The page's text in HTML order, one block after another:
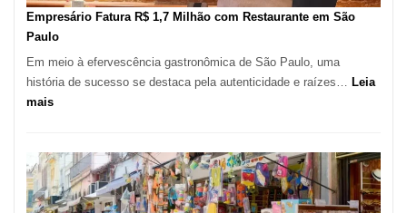
em
Segundo
Fundação
Seade
Empresário Fatura R$ 1,7 Milhão com Restaurante em São
Paulo
Em meio à efervescência gastronômica de São Paulo, uma
história de sucesso se destaca pela autenticidade e raízes… Leia
mais:
R$
1,7
Milhão